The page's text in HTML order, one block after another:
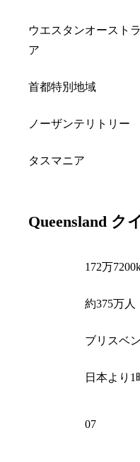
ウエスタンオースト
ア
首都特別地域
ノーザンテリトリー
タスマニア
Queensland ク
172万
約375万人
ブリスベ
日本より1
07